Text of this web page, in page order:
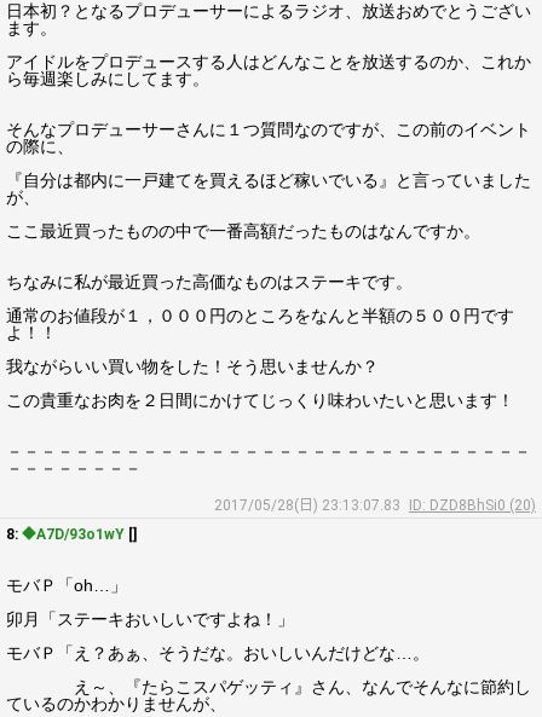
日本初？となるプロデューサーによるラジオ、放送おめでとうござい
ます。
アイドルをプロデュースする人はどんなことを放送するのか、これか
ら毎週楽しみにしてます。
そんなプロデューサーさんに１つ質問なのですが、この前のイベント
の際に、
『自分は都内に一戸建てを買えるほど稼いでいる』と言っていました
が、
ここ最近買ったものの中で一番高額だったものはなんですか。
ちなみに私が最近買った高価なものはステーキです。
通常のお値段が１，０００円のところをなんと半額の５００円です
よ！！
我ながらいい買い物をした！そう思いませんか？
この貴重なお肉を２日間にかけてじっくり味わいたいと思います！
－－－－－－－－－－－－－－－－－－－－－－－－－－－－－－－
－－－－－－－－
2017/05/28(日) 23:13:07.83
ID: DZD8BhSi0 (20)
8: ◆A7D/93o1wY []
モバＰ「oh…」
卯月「ステーキおいしいですよね！」
モバＰ「え？あぁ、そうだな。おいしいんだけどな…。
え～、『たらこスパゲッティ』さん、なんでそんなに節約し
ているのかわかりませんが、